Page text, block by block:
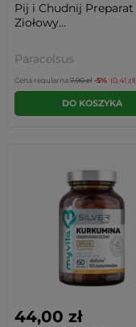
Pij i Chudnij Preparat
Ziołowy...
Paracelsus
Cena regularna:7,90 zł -5% (0,41 zł)
DO KOSZYKA
44,00 zł